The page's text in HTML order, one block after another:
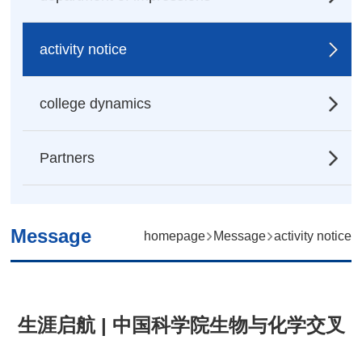
activity notice
college dynamics
Partners
Message homepage Message activity notice
生涯启航 | 中国科学院生物与化学交叉